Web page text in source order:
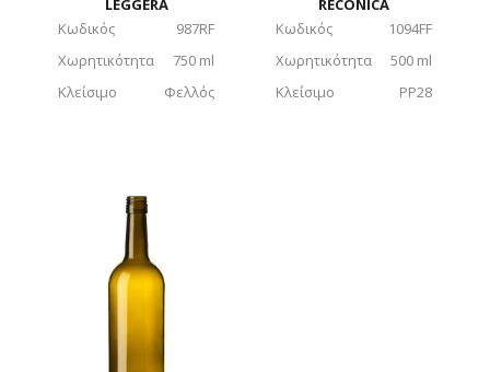
LEGGERA
Κωδικός
987RF
Χωρητικότητα
750 ml
Κλείσιμο
Φελλός
RECONICA
Κωδικός
1094FF
Χωρητικότητα
500 ml
Κλείσιμο
PP28